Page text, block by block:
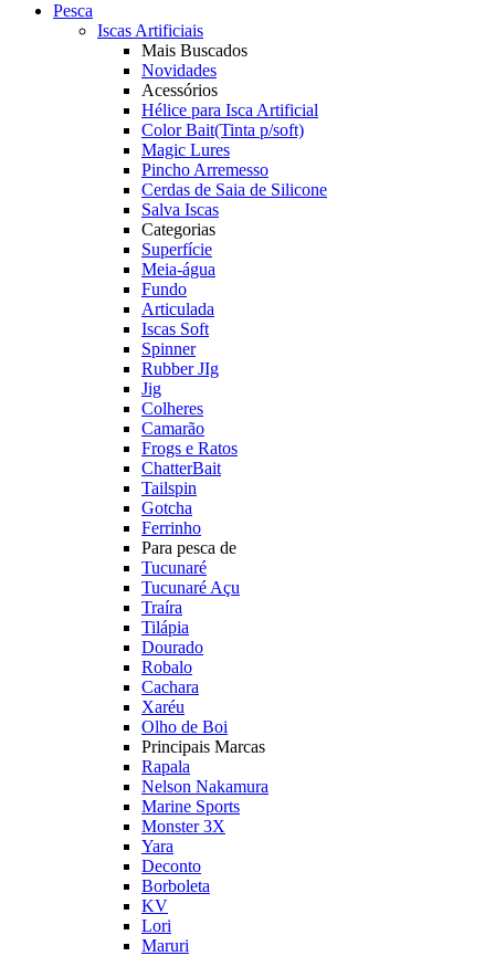
Pesca
Iscas Artificiais
Mais Buscados
Novidades
Acessórios
Hélice para Isca Artificial
Color Bait(Tinta p/soft)
Magic Lures
Pincho Arremesso
Cerdas de Saia de Silicone
Salva Iscas
Categorias
Superfície
Meia-água
Fundo
Articulada
Iscas Soft
Spinner
Rubber JIg
Jig
Colheres
Camarão
Frogs e Ratos
ChatterBait
Tailspin
Gotcha
Ferrinho
Para pesca de
Tucunaré
Tucunaré Açu
Traíra
Tilápia
Dourado
Robalo
Cachara
Xaréu
Olho de Boi
Principais Marcas
Rapala
Nelson Nakamura
Marine Sports
Monster 3X
Yara
Deconto
Borboleta
KV
Lori
Maruri